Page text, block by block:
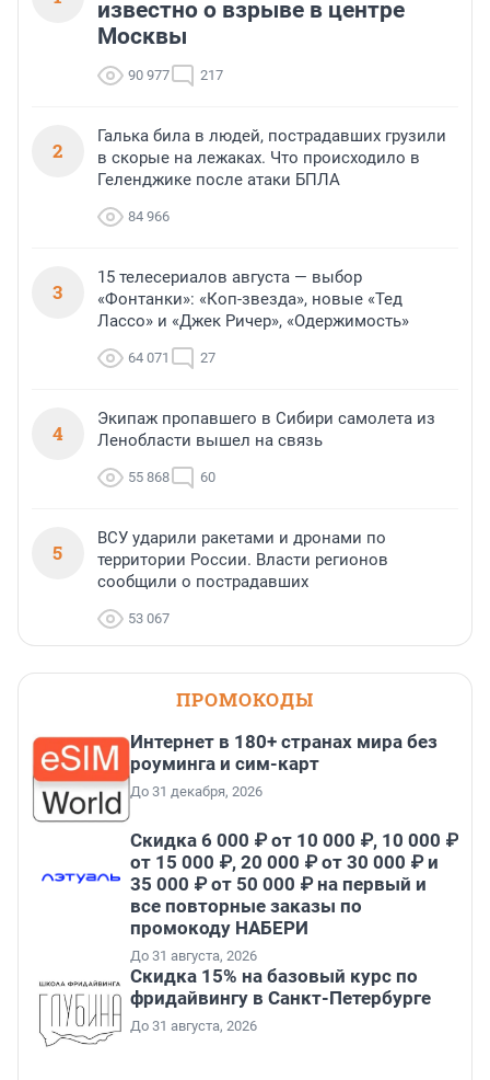
известно о взрыве в центре
Москвы
90 977 217
2
Галька била в людей, пострадавших грузили
в скорые на лежаках. Что происходило в
Геленджике после атаки БПЛА
84 966
3
15 телесериалов августа — выбор
«Фонтанки»: «Коп-звезда», новые «Тед
Лассо» и «Джек Ричер», «Одержимость»
64 071 27
4
Экипаж пропавшего в Сибири самолета из
Ленобласти вышел на связь
55 868 60
5
ВСУ ударили ракетами и дронами по
территории России. Власти регионов
сообщили о пострадавших
53 067
ПРОМОКОДЫ
Интернет в 180+ странах мира без
роуминга и сим-карт
До 31 декабря, 2026
Скидка 6 000 ₽ от 10 000 ₽, 10 000 ₽
от 15 000 ₽, 20 000 ₽ от 30 000 ₽ и
35 000 ₽ от 50 000 ₽ на первый и
все повторные заказы по
промокоду НАБЕРИ
До 31 августа, 2026
Скидка 15% на базовый курс по
фридайвингу в Санкт-Петербурге
До 31 августа, 2026